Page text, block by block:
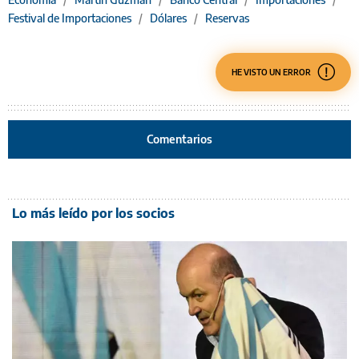
Festival de Importaciones / Dólares / Reservas
HE VISTO UN ERROR
Comentarios
Lo más leído por los socios